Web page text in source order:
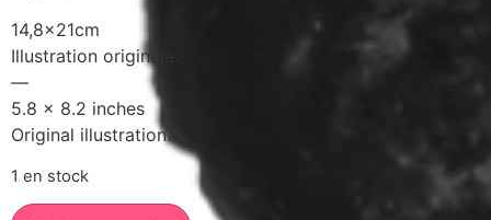
14,8x21cm
Illustration originale.
—
5.8 x 8.2 inches
Original illustration.
1 en stock